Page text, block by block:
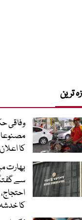
ترین
وفاقی
کا اعلان
بھارت
سے
کا